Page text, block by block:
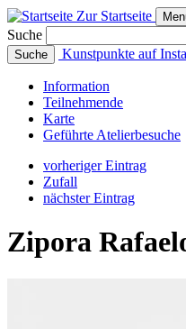
Zur Startseite
Suche
Suche Kunstpunkte auf
Information
Teilnehmende
Karte
Geführte Atelierbesuche
vorheriger Eintrag
Zufall
nächster Eintrag
Zipora